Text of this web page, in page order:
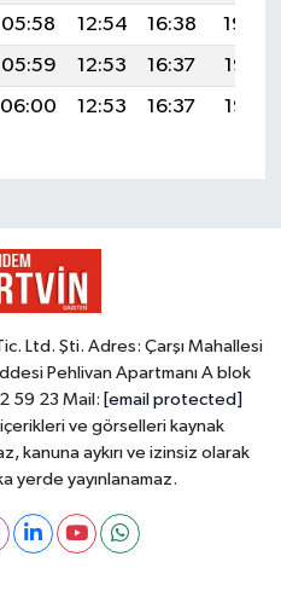
05:58 12:54 16:38
19:39
05:59 12:53 16:37
19:38
06:00 12:53 16:37 19:36
Ltd. Şti. Adres: Çarşı Mahallesi
Pehlivan Apartmanı A blok
59 23 Mail: [email protected]
ve görselleri kaynak
kanuna aykırı ve izinsiz olarak
yerde yayınlanamaz.